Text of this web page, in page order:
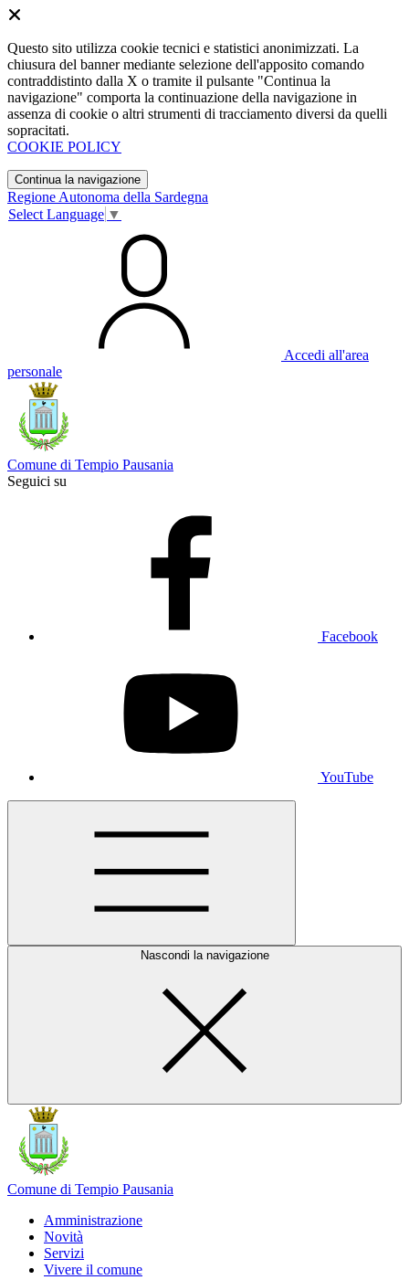
Questo sito utilizza cookie tecnici e statistici anonimizzati. La
chiusura del banner mediante selezione dell'apposito comando
contraddistinto dalla X o tramite il pulsante "Continua la
navigazione" comporta la continuazione della navigazione in
assenza di cookie o altri strumenti di tracciamento diversi da quelli
sopracitati.
COOKIE POLICY
Continua la navigazione
Regione Autonoma della Sardegna
Select Language ▼
Accedi all'area
personale
Comune di Tempio Pausania
Seguici su
Facebook
YouTube
Nascondi la navigazione
Comune di Tempio Pausania
Amministrazione
Novità
Servizi
Vivere il comune